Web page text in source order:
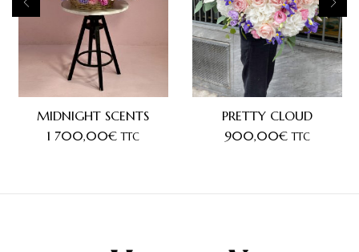
MIDNIGHT SCENTS
1 700,00€ TTC
PRETTY CLOUD
900,00€ TTC